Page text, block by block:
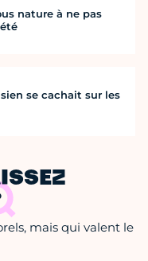
nature à ne pas
se cachait sur les
mais qui valent le